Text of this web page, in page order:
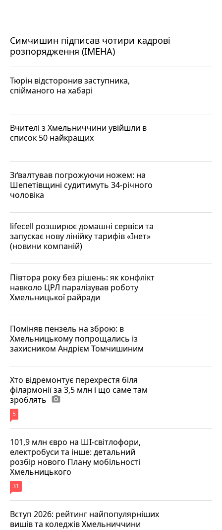
Симчишин підписав чотири кадрові
розпорядження (ІМЕНА)
Тюрін відсторонив заступника,
спійманого на хабарі
Вчителі з Хмельниччини увійшли в
список 50 найкращих
Зґвалтував погрожуючи ножем: на
Шепетівщині судитимуть 34-річного
чоловіка
lifecell розширює домашні сервіси та
запускає нову лінійку тарифів «Інет»
(новини компаній)
Півтора року без рішень: як конфлікт
навколо ЦРЛ паралізував роботу
Хмельницької райради
Поміняв пензель на зброю: в
Хмельницькому попрощались із
захисником Андрієм Томчишиним
Хто відремонтує перехрестя біля
філармонії за 3,5 млн і що саме там
зроблять photo_camera
5
101,9 млн євро на ШІ-світлофори,
електробуси та інше: детальний
розбір нового Плану мобільності
Хмельницького
31
Вступ 2026: рейтинг найпопулярніших
вишів та коледжів Хмельниччини